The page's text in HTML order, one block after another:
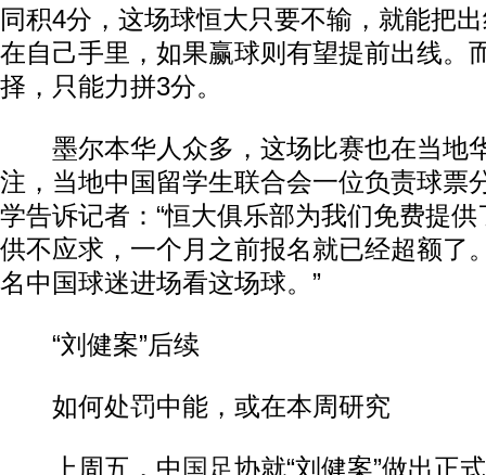
同积4分，这场球恒大只要不输，就能把
在自己手里，如果赢球则有望提前出线。
择，只能力拼3分。
墨尔本华人众多，这场比赛也在当地
注，当地中国留学生联合会一位负责球票
学告诉记者：“恒大俱乐部为我们免费提
供不应求，一个月之前报名就已经超额了
名中国球迷进场看这场球。”
“刘健案”后续
如何处罚中能，或在本周研究
上周五，中 国足协就“刘健案”做出正